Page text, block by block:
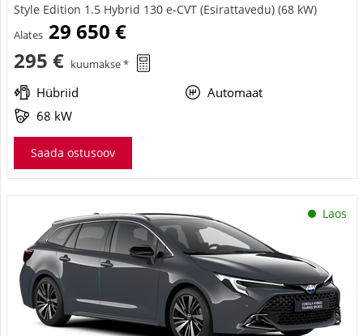
Style Edition 1.5 Hybrid 130 e-CVT (Esirattavedu) (68 kW)
Alates 29 650 €
295 € kuumakse *
Hübriid
Automaat
68 kW
Saada ostusoov
Laos